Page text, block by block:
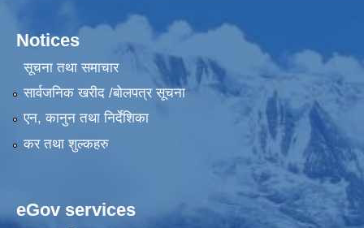
Notices
सूचना तथा समाचार
सार्वजनिक खरीद /बोलपत्र सूचना
एन, कानुन तथा निर्देशिका
कर तथा शुल्कहरु
eGov services